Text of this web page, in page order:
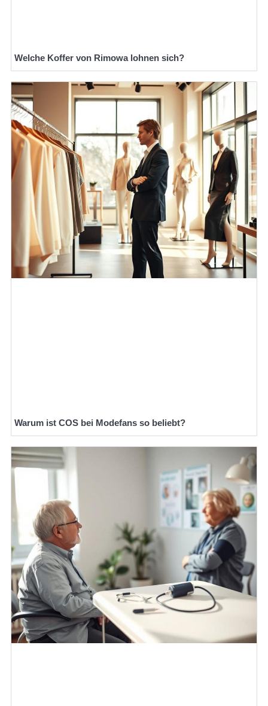
Welche Koffer von Rimowa lohnen sich?
Warum ist COS bei Modefans so beliebt?